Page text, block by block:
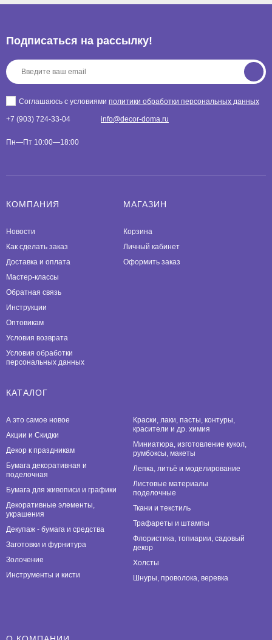
Подписаться на рассылкy!
Соглашаюсь с условиями политики обработки персональных данных
+7 (903) 724-33-04 info@decor-doma.ru
Пн—Пт 10:00—18:00
КОМПАНИЯ
Новости
Как сделать заказ
Доставка и оплата
Мастер-классы
Обратная связь
Инструкции
Оптовикам
Условия возврата
Условия обработки
персональных данных
МАГАЗИН
Корзина
Личный кабинет
Оформить заказ
КАТАЛОГ
А это самое новое
Акции и Скидки
Декор к праздникам
Бумага декоративная и
поделочная
Бумага для живописи и графики
Декоративные элементы,
украшения
Декупаж - бумага и средства
Заготовки и фурнитура
Золочение
Инструменты и кисти
Краски, лаки, пасты, контуры,
красители и др. химия
Миниатюра, изготовление кукол,
румбоксы, макеты
Лепка, литьё и моделирование
Листовые материалы
поделочные
Ткани и текстиль
Трафареты и штампы
Флористика, топиарии, садовый
декор
Холсты
Шнуры, проволока, веревка